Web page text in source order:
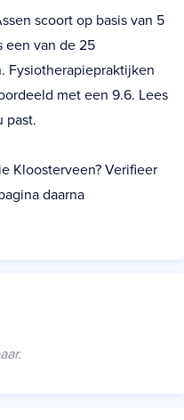
scoort op basis van 5
een van de 25
Fysiotherapiepraktijken
met een 9.6. Lees
past.
Kloosterveen? Verifieer
daarna